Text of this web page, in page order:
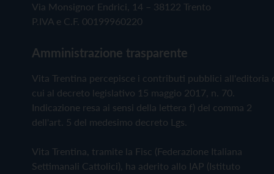
Via Monsignor Endrici, 14 – 38122 Trento
P.IVA e C.F. 00199960220
Amministrazione trasparente
Vita Trentina percepisce i contributi pubblici all'editoria
cui al decreto legislativo 15 maggio 2017, n. 70.
Indicazione resa ai sensi della lettera f) del comma 2
dell'art. 5 del medesimo decreto Lgs.
Vita Trentina, tramite la Fisc (Federazione Italiana
Settimanali Cattolici), ha aderito allo IAP (Istituto